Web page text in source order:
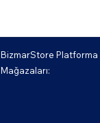
BizmarStore Platforma
Mağazaları: